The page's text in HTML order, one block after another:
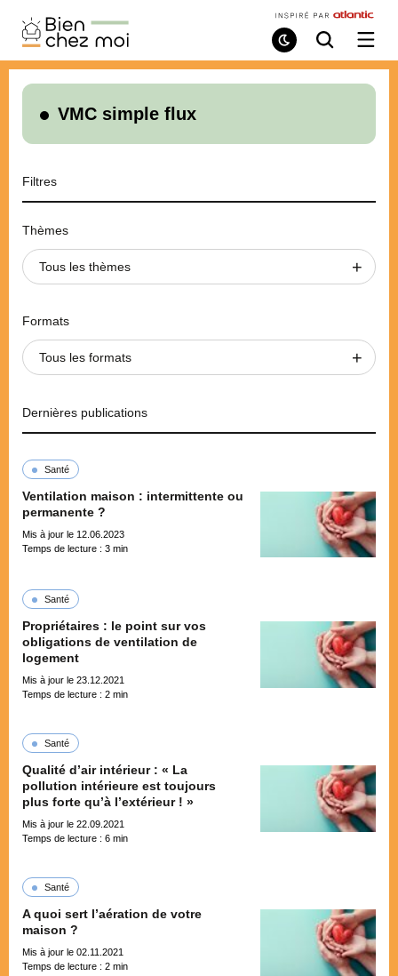
Bien
Chez
Moi
Mode
de
Recherche
/
le
VMC simple flux
Filtres
Thèmes
Tous les thèmes
Formats
Tous les formats
Dernières publications
Santé
Ventilation maison : intermittente ou
permanente ?
Mis à jour le 12.06.2023
Temps de lecture : 3 min
Santé
Propriétaires : le point sur vos
obligations de ventilation de
logement
Mis à jour le 23.12.2021
Temps de lecture : 2 min
Santé
Qualité d’air intérieur : « La
pollution intérieure est toujours
plus forte qu’à l’extérieur ! »
Mis à jour le 22.09.2021
Temps de lecture : 6 min
Santé
A quoi sert l’aération de votre
maison ?
Mis à jour le 02.11.2021
Temps de lecture : 2 min